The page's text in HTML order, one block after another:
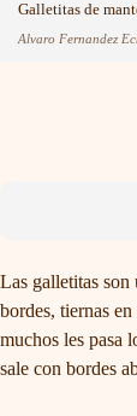
Galletitas de
Alvaro Fernandez
Las galletitas son
bordes, tiernas
muchos les pasa
sale con bordes